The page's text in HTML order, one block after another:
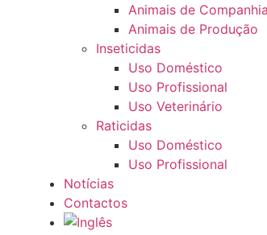
Animais de Companhia
Animais de Produção
Inseticidas
Uso Doméstico
Uso Profissional
Uso Veterinário
Raticidas
Uso Doméstico
Uso Profissional
Notícias
Contactos